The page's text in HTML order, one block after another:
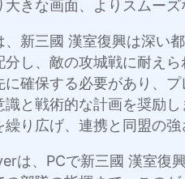
大きな画面、よりスムー
、新三國 漢室復興は深い
分し、敵の攻城戦に耐え
に確保する必要があり、
識と戦術的な計画を奨励
り広げ、連携と同盟の強
は、PCで新三國 漢室復